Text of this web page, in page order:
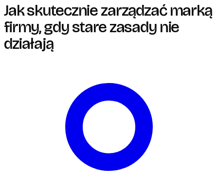
Jak skutecznie zarządzać marką
firmy, gdy stare zasady nie
działają